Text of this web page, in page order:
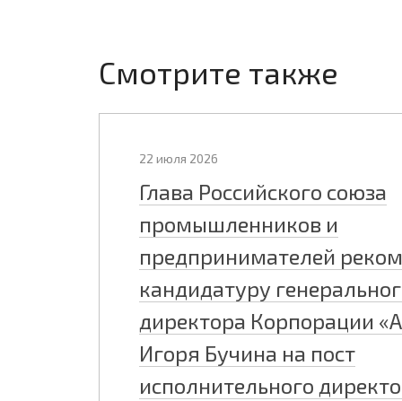
Смотрите также
22 июля 2026
Глава Российского союза
промышленников и
предпринимателей
кандидатуру
директора Корпорации
Игоря Бучина на пост
исполнительного